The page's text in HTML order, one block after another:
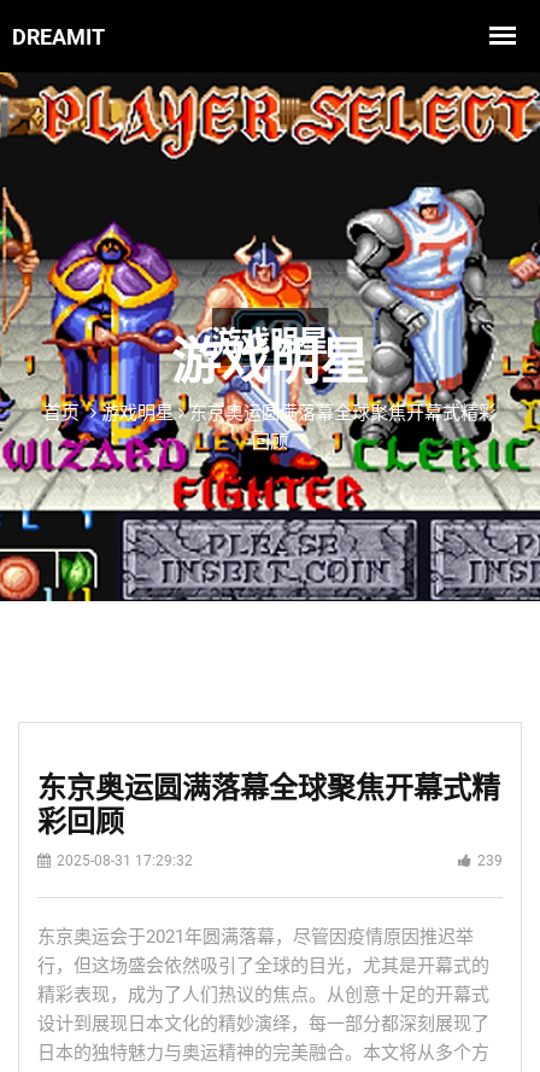
游戏明星
首页 游戏明星
东京奥运圆满落幕全球聚焦开幕式精彩
回顾
东京奥运圆满落幕全球聚焦开幕式精
彩回顾
2025-08-31 17:29:32 239
东京奥运会于2021年圆满落幕，尽管因疫情原因推迟举
行，但这场盛会依然吸引了全球的目光，尤其是开幕式的
精彩表现，成为了人们热议的焦点。从创意十足的开幕式
设计到展现日本文化的精妙演绎，每一部分都深刻展现了
日本的独特魅力与奥运精神的完美融合。本文将从多个方